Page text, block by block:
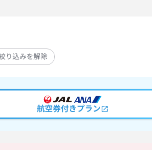
り込みを解除
航空券付きプラン